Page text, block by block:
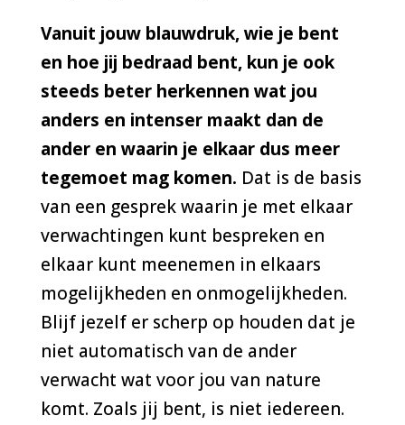
Vanuit jouw blauwdruk, wie je bent
en hoe jij bedraad bent, kun je ook
steeds beter herkennen wat jou
anders en intenser maakt dan de
ander en waarin je elkaar dus meer
tegemoet mag komen. Dat is de basis
van een gesprek waarin je met elkaar
verwachtingen kunt bespreken en
elkaar kunt meenemen in elkaars
mogelijkheden en onmogelijkheden.
Blijf jezelf er scherp op houden dat je
niet automatisch van de ander
verwacht wat voor jou van nature
komt. Zoals jij bent, is niet iedereen.